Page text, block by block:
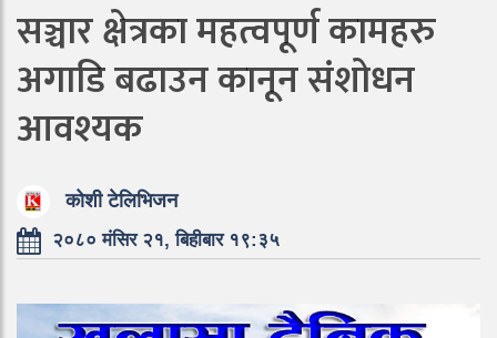
सञ्चार क्षेत्रका महत्वपूर्ण कामहरु
अगाडि बढाउन कानून संशोधन
आवश्यक
कोशी टेलिभिजन
२०८० मंसिर २१, बिहीबार १९:३५